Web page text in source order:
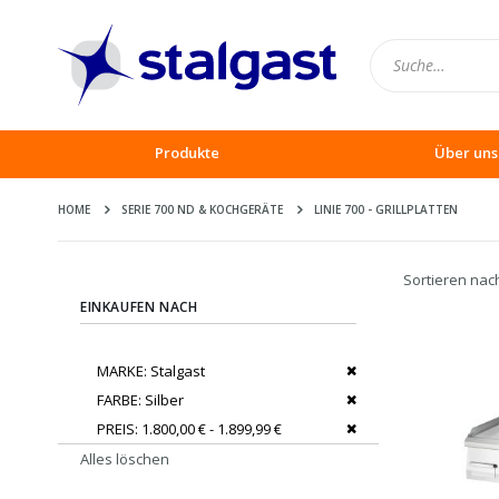
Produkte Über uns
HOME SERIE 700 ND & KOCHGERÄTE LINIE 700 - GRILLPLATTEN
Sortieren
EINKAUFEN NACH
MARKE Stalgast
Dies entfernen
FARBE Silber
Dies entfernen
PREIS 1.800,00 € - 1.899,99 €
Dies entfernen
Alles löschen